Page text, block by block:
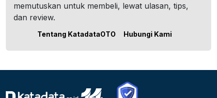
memutuskan untuk membeli, lewat ulasan, tips,
dan review.
Tentang KatadataOTO Hubungi Kami